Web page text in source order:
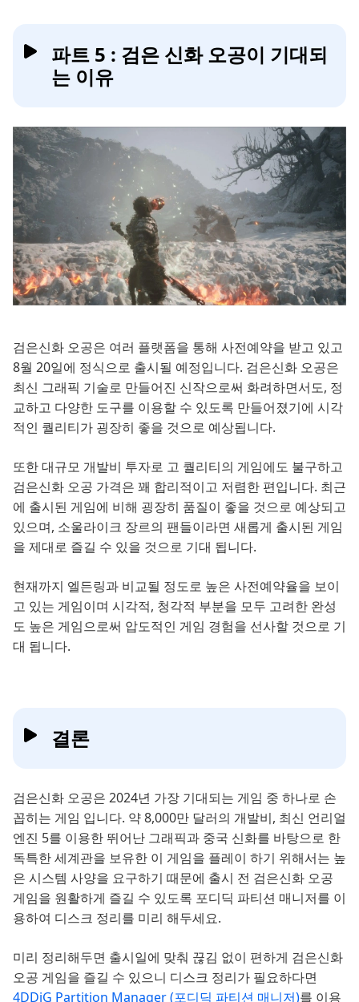
파트 5 : 검은 신화 오공이 기대되
는 이유
검은신화 오공은 여러 플랫폼을 통해 사전예약을 받고 있고
8월 20일에 정식으로 출시될 예정입니다. 검은신화 오공은
최신 그래픽 기술로 만들어진 신작으로써 화려하면서도, 정
교하고 다양한 도구를 이용할 수 있도록 만들어졌기에 시각
적인 퀄리티가 굉장히 좋을 것으로 예상됩니다.
또한 대규모 개발비 투자로 고 퀄리티의 게임에도 불구하고
검은신화 오공 가격은 꽤 합리적이고 저렴한 편입니다. 최근
에 출시된 게임에 비해 굉장히 품질이 좋을 것으로 예상되고
있으며, 소울라이크 장르의 팬들이라면 새롭게 출시된 게임
을 제대로 즐길 수 있을 것으로 기대 됩니다.
현재까지 엘든링과 비교될 정도로 높은 사전예약율을 보이
고 있는 게임이며 시각적, 청각적 부분을 모두 고려한 완성
도 높은 게임으로써 압도적인 게임 경험을 선사할 것으로 기
대 됩니다.
결론
검은신화 오공은 2024년 가장 기대되는 게임 중 하나로 손
꼽히는 게임 입니다. 약 8,000만 달러의 개발비, 최신 언리얼
엔진 5를 이용한 뛰어난 그래픽과 중국 신화를 바탕으로 한
독특한 세계관을 보유한 이 게임을 플레이 하기 위해서는 높
은 시스템 사양을 요구하기 때문에 출시 전 검은신화 오공
게임을 원활하게 즐길 수 있도록 포디딕 파티션 매니저를 이
용하여 디스크 정리를 미리 해두세요.
미리 정리해두면 출시일에 맞춰 끊김 없이 편하게 검은신화
오공 게임을 즐길 수 있으니 디스크 정리가 필요하다면
4DDiG Partition Manager (포디딕 파티션 매니저)를 이용